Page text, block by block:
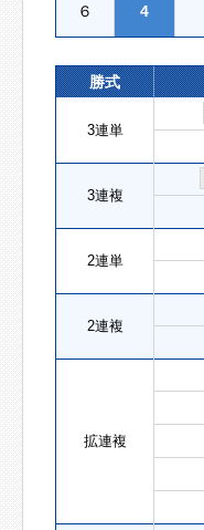
６ 4
勝式
3連単
3連複
2連単
2連複
拡連複